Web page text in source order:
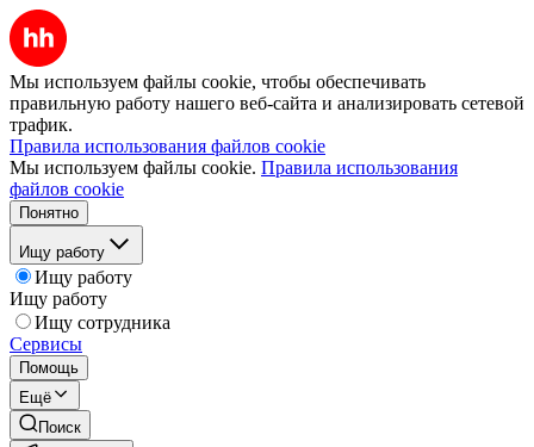
Мы используем файлы cookie, чтобы обеспечивать
правильную работу нашего веб-сайта и анализировать сетевой
трафик.
Правила использования файлов cookie
Мы используем файлы cookie. Правила использования
файлов cookie
Понятно
Ищу работу
Ищу работу
Ищу работу
Ищу сотрудника
Сервисы
Помощь
Ещё
Поиск